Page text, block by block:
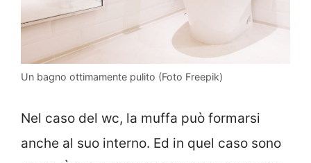
Un bagno ottimamente pulito (Foto Freepik)
Nel caso del wc, la muffa può formarsi
anche al suo interno. Ed in quel caso sono